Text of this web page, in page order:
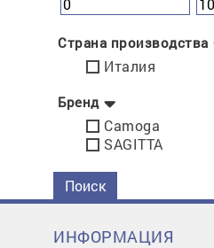
Страна производства
Италия
Бренд
Camoga
SAGITTA
Поиск
ИНФОРМАЦИЯ